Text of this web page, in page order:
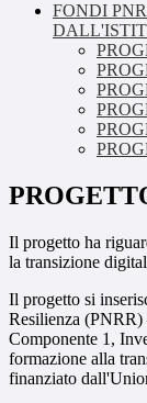
FONDI
Il progetto ha
la transizione
Il progetto si
Resilienza
Componente 1,
formazione alla
finanziato